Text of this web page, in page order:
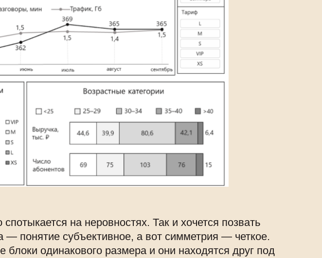
на неровностях. Так и хочется позвать
— понятие субъективное, а вот симметрия — четкое.
одинакового размера и они находятся друг под